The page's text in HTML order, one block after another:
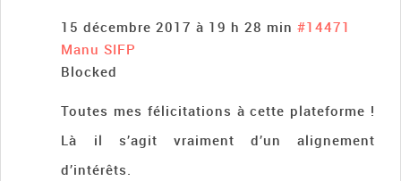
15 décembre 2017 à 19 h 28 min #14471
Manu SIFP
Blocked
Toutes mes félicitations à cette plateforme !
Là il s’agit vraiment d’un alignement
d’intérêts.